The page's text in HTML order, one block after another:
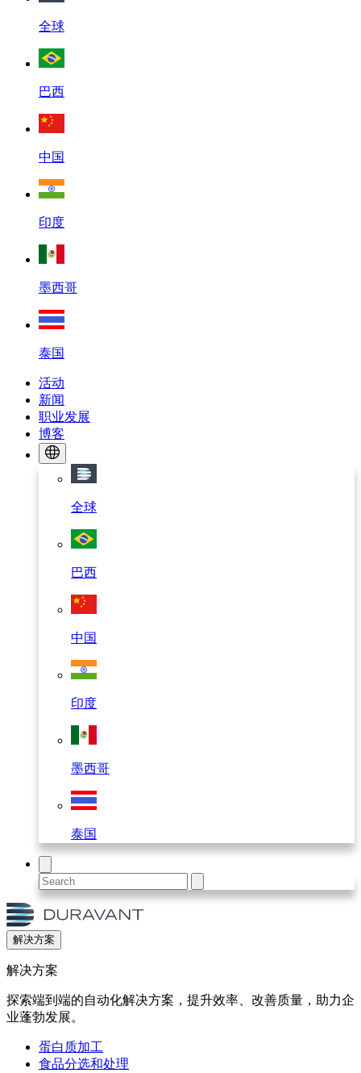
全球
巴西
中国
印度
墨西哥
泰国
活动
新闻
职业发展
博客
全球
巴西
中国
印度
墨西哥
泰国
解决方案
解决方案
探索端到端的自动化解决方案，提升效率、改善质量，助力企
业蓬勃发展。
蛋白质加工
食品分选和处理